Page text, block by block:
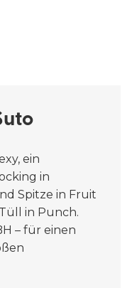
ein
in
Spitze in Fruit
in Punch.
– für einen